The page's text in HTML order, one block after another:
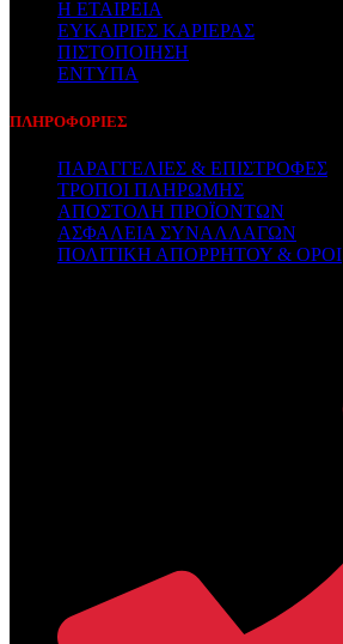
Η ΕΤΑΙΡΕΙΑ
ΕΥΚΑΙΡΙΕΣ ΚΑΡΙΕΡΑΣ
ΠΙΣΤΟΠΟΙΗΣΗ
ΕΝΤΥΠΑ
ΠΛΗΡΟΦΟΡΙΕΣ
ΠΑΡΑΓΓΕΛΙΕΣ & ΕΠΙΣΤΡΟΦΕΣ
ΤΡΟΠΟΙ ΠΛΗΡΩΜΗΣ
ΑΠΟΣΤΟΛΗ ΠΡΟΪΟΝΤΩΝ
ΑΣΦΑΛΕΙΑ ΣΥΝΑΛΛΑΓΩΝ
ΠΟΛΙΤΙΚΗ ΑΠΟΡΡΗΤΟΥ & ΟΡΟΙ